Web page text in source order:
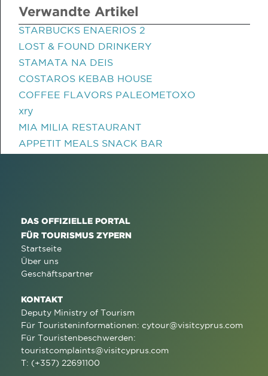
Verwandte Artikel
STARBUCKS ENAERIOS 2
LOST & FOUND DRINKERY
STAMATA NA DEIS
COSTAROS KEBAB HOUSE
COFFEE FLAVORS PALEOMETOXO
xry
MIA MILIA RESTAURANT
APPETIT MEALS SNACK BAR
DAS OFFIZIELLE PORTAL
FÜR TOURISMUS ZYPERN
Startseite
Über uns
Geschäftspartner
KONTAKT
Deputy Ministry of Tourism
Für Touristeninformationen: cytour@visitcyprus.com
Für Touristenbeschwerden:
touristcomplaints@visitcyprus.com
T: (+357) 22691100